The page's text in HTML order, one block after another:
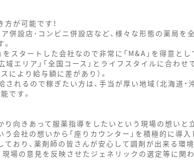
が可能です！
併設店･コンビニ併設店など、様々な形態の薬局を
をスタートした会社なので非常に「M&A」を得意とし
広域エリア」「全国コース」とライフスタイルに合わ
により給与額に差があり）。
されるので稼ぎたい方は、手当が厚い地域（北海道
です。
り向きあって服薬指導をしたいという現場の想いと
会社の想いから「座りカウンター」を積極的に導入
おり、薬剤師の皆さんが安心して調剤が出来る環境
場の意見を反映させたジェネリックの選定等に関